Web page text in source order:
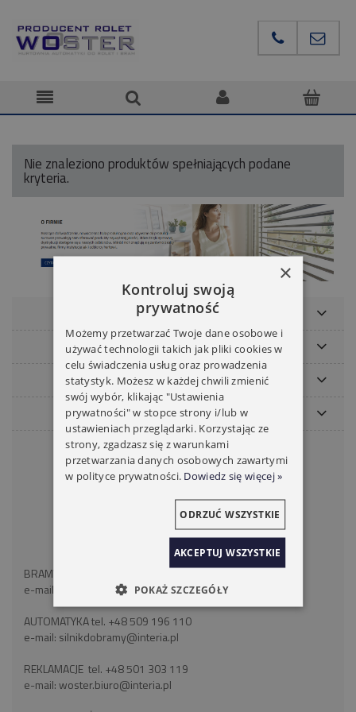
Nie znaleziono produktów spełniających podane
kryteria.
POMOC
NASZE MARKI
MOJE KONTO
PŁATNOŚCI I DOSTAWA
KONTAKT
WOSTER BRAMY ROLETY
41-106 Siemianowice Śląskie
województwo śląskie
NIP: 6262466375
BRAMY ROLETY tel:
+48 793 893 489
e-mail:
silnikdorolet@poczta.fm
AUTOMATYKA tel. +48 509 196 110
e-mail: silnikdobramy@interia.pl
REKLAMACJE tel. +48 501 303 119
e-mail:woster.biuro@interia.pl
×
Kontroluj swoją
prywatność
Możemy przetwarzać Twoje dane osobowe i
używać technologii takich jak pliki cookies w
celu świadczenia usług oraz prowadzenia
statystyk. Możesz w każdej chwili zmienić
swój wybór, klikając "Ustawienia
prywatności" w stopce strony i/lub w
ustawieniach przeglądarki. Korzystając ze
strony, zgadzasz się z warunkami
przetwarzania danych osobowych zawartymi
w polityce prywatności. Dowiedz się więcej »
AKCEPTUJ WSZYSTKIE
ODRZUĆ WSZYSTKIE
POKAŻ SZCZEGÓŁY